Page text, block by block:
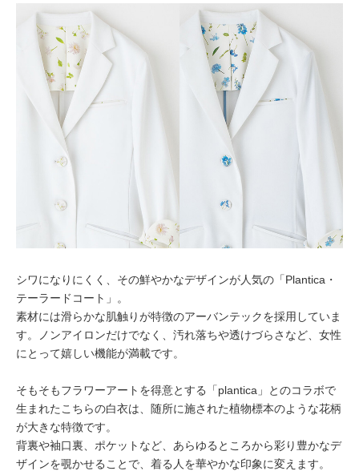
シワになりにくく、その鮮やかなデザインが人気の「Plantica・
テーラードコート」。
素材には滑らかな肌触りが特徴のアーバンテックを採用していま
す。ノンアイロンだけでなく、汚れ落ちや透けづらさなど、女性
にとって嬉しい機能が満載です。
そもそもフラワーアートを得意とする「plantica」とのコラボで
生まれたこちらの白衣は、随所に施された植物標本のような花柄
が大きな特徴です。
背裏や袖口裏、ポケットなど、あらゆるところから彩り豊かなデ
ザインを覗かせることで、着る人を華やかな印象に変えます。